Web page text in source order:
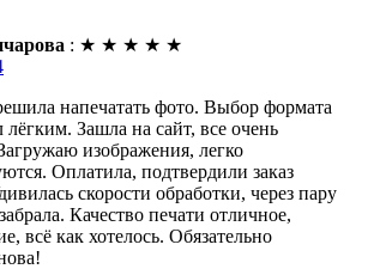
: ★ ★ ★ ★ ★
напечатать фото. Выбор формата
лёгким. Зашла на сайт, все очень
изображения, легко
Оплатила, подтвердили заказ
скорости обработки, через пару
Качество печати отличное,
всё как хотелось. Обязательно